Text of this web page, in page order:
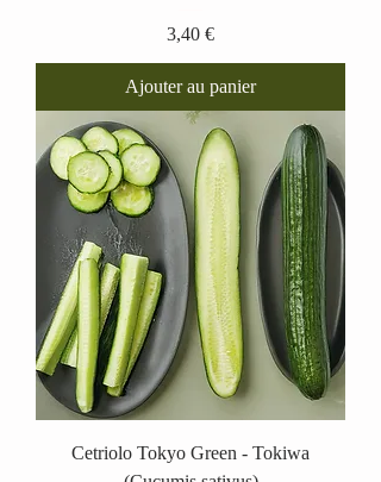
Prix
3,40 €
Ajouter au panier
Cetriolo Tokyo Green - Tokiwa